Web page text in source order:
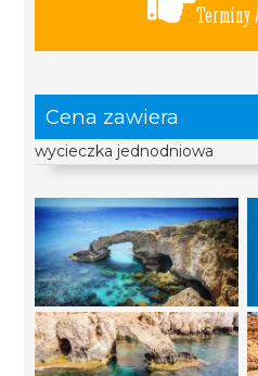
Terminy
Cena zawiera
wycieczka jednodniowa